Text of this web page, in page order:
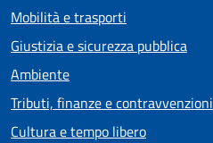
Mobilità e trasporti
Giustizia e sicurezza pubblica
Ambiente
Tributi, finanze e contravvenzioni
Cultura e tempo libero